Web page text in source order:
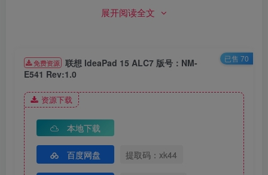
展开阅读全文
已售 70
免费资源 联想 IdeaPad 15 ALC7 版号：NM-
E541 Rev:1.0
资源下载
本地下载
百度网盘 提取码：xk44